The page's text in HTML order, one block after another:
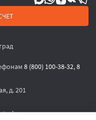
8 (800) 100-38-32,8
д. 201